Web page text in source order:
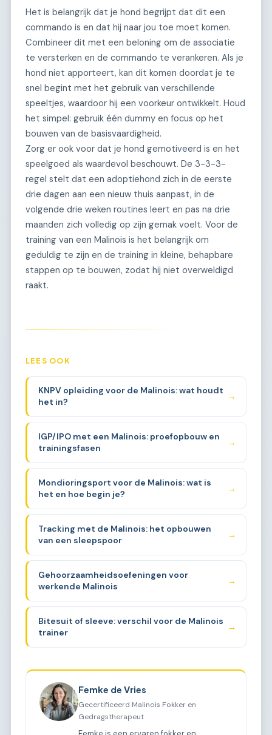
Het is belangrijk dat je hond begrijpt dat dit een
commando is en dat hij naar jou toe moet komen.
Combineer dit met een beloning om de associatie
te versterken en de commando te verankeren. Als je
hond niet apporteert, kan dit komen doordat je te
snel begint met het gebruik van verschillende
speeltjes, waardoor hij een voorkeur ontwikkelt. Houd
het simpel: gebruik één dummy en focus op het
bouwen van de basisvaardigheid.
Zorg er ook voor dat je hond gemotiveerd is en het
speelgoed als waardevol beschouwt. De 3-3-3-
regel stelt dat een adoptiehond zich in de eerste
drie dagen aan een nieuw thuis aanpast, in de
volgende drie weken routines leert en pas na drie
maanden zich volledig op zijn gemak voelt. Voor de
training van een Malinois is het belangrijk om
geduldig te zijn en de training in kleine, behapbare
stappen op te bouwen, zodat hij niet overweldigd
raakt.
LEES OOK
KNPV opleiding voor de Malinois: wat houdt
het in?
→
IGP/IPO met een Malinois: proefopbouw en
trainingsfasen
→
Mondioringsport voor de Malinois: wat is
het en hoe begin je?
→
Tracking met de Malinois: het opbouwen
van een sleepspoor
→
Gehoorzaamheidsoefeningen voor
werkende Malinois
→
Bitesuit of sleeve: verschil voor de Malinois
trainer
→
Femke de Vries
Gecertificeerd Malinois Fokker en
Gedragstherapeut